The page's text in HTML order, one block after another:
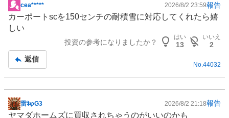
掲
示
板
cea***** 2026/8/2 23:59報告
カーポートscを150センチの耐積雪に対応してくれたら嬉
しい
投資の参考になりましたか？
はい
13
いいえ
2
返信
No. 44032
掲
雷ﾈφG3 2026/8/2 21:18報告
ヤマダホームズに買収されちゃうのがいいのかも